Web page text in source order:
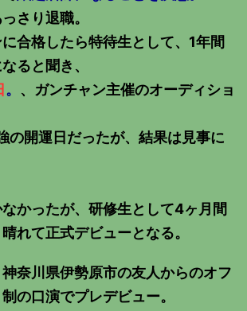
さり退職。
合格したら特待生として、1年間
ると聞き、
。 、ガンチャン主催のオーディショ
の開運日だったが、結果は見事に
かったが、研修生として4ヶ月間
れて正式デビューとなる。
奈川県伊勢原市の友人からのオフ
の口演でプレデビュー。